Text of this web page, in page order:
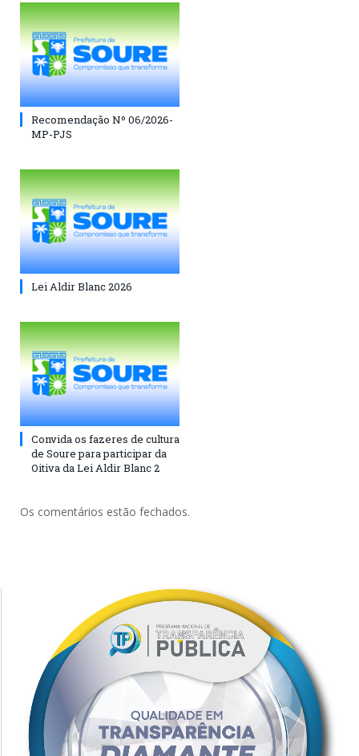
Recomendação Nº 06/2026-
MP-PJS
Lei Aldir Blanc 2026
Convida os fazeres de cultura
de Soure para participar da
Oitiva da Lei Aldir Blanc 2
Os comentários estão fechados.